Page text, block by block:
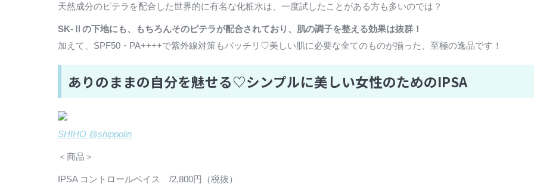
天然成分のピテラを配合した世界的に有名な化粧水は、一度試したことがある方も多いのでは？
SK-Ⅱの下地にも、もちろんそのピテラが配合されており、肌の調子を整える効果は抜群！
加えて、SPF50・PA++++で紫外線対策もバッチリ♡美しい肌に必要な全てのものが揃った、至極の逸品です！
ありのままの自分を魅せる♡シンプルに美しい女性のためのIPSA
SHIHO @shippolin
＜商品＞
IPSA コントロールベイス /2,800円（税抜）